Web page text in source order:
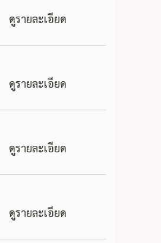
ดูรายละเอียด
ดูรายละเอียด
ดูรายละเอียด
ดูรายละเอียด